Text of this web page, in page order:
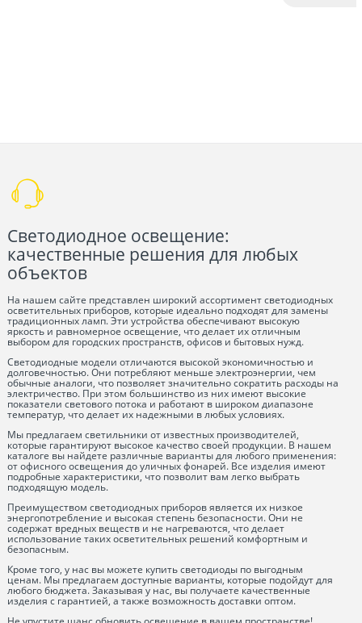
Светодиодное освещение:
качественные решения для любых
объектов
На нашем сайте представлен широкий ассортимент светодиодных
осветительных приборов, которые идеально подходят для замены
традиционных ламп. Эти устройства обеспечивают высокую
яркость и равномерное освещение, что делает их отличным
выбором для городских пространств, офисов и бытовых нужд.
Светодиодные модели отличаются высокой экономичностью и
долговечностью. Они потребляют меньше электроэнергии, чем
обычные аналоги, что позволяет значительно сократить расходы на
электричество. При этом большинство из них имеют высокие
показатели светового потока и работают в широком диапазоне
температур, что делает их надежными в любых условиях.
Мы предлагаем светильники от известных производителей,
которые гарантируют высокое качество своей продукции. В нашем
каталоге вы найдете различные варианты для любого применения:
от офисного освещения до уличных фонарей. Все изделия имеют
подробные характеристики, что позволит вам легко выбрать
подходящую модель.
Преимуществом светодиодных приборов является их низкое
энергопотребление и высокая степень безопасности. Они не
содержат вредных веществ и не нагреваются, что делает
использование таких осветительных решений комфортным и
безопасным.
Кроме того, у нас вы можете купить светодиоды по выгодным
ценам. Мы предлагаем доступные варианты, которые подойдут для
любого бюджета. Заказывая у нас, вы получаете качественные
изделия с гарантией, а также возможность доставки оптом.